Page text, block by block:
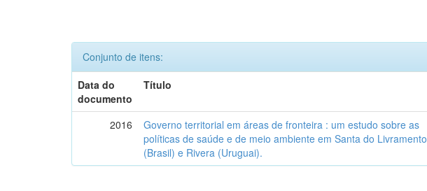
Conjunto de itens:
Data do
documento
Título
2016
Governo territorial em áreas de fronteira : um estudo sobre as
políticas de saúde e de meio ambiente em Santa do Livramento
(Brasil) e Rivera (Uruguai).